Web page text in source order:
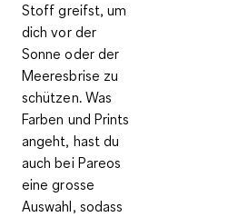
Stoff greifst, um
dich vor der
Sonne oder der
Meeresbrise zu
schützen. Was
Farben und Prints
angeht, hast du
auch bei Pareos
eine grosse
Auswahl, sodass